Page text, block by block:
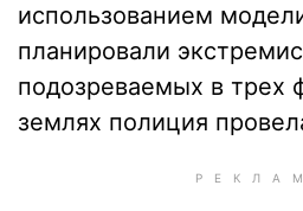
использованием
планировали
подозреваемых в трех
землях полиция